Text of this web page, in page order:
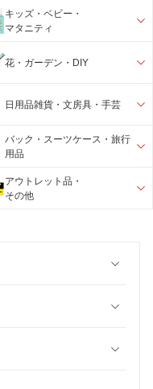
キッズ・ベビー・
マタニティ
花・ガーデン・DIY
日用品雑貨・文房具・手芸
バック・スーツケース・旅行
用品
アウトレット品・
その他